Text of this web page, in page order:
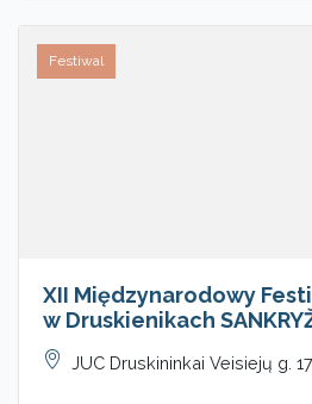
Festiwal
XII Międzynarodowy
w Druskienikach
JUC Druskininkai Veisiejų g.